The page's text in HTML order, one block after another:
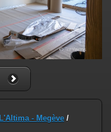
L'Altima - Megève /